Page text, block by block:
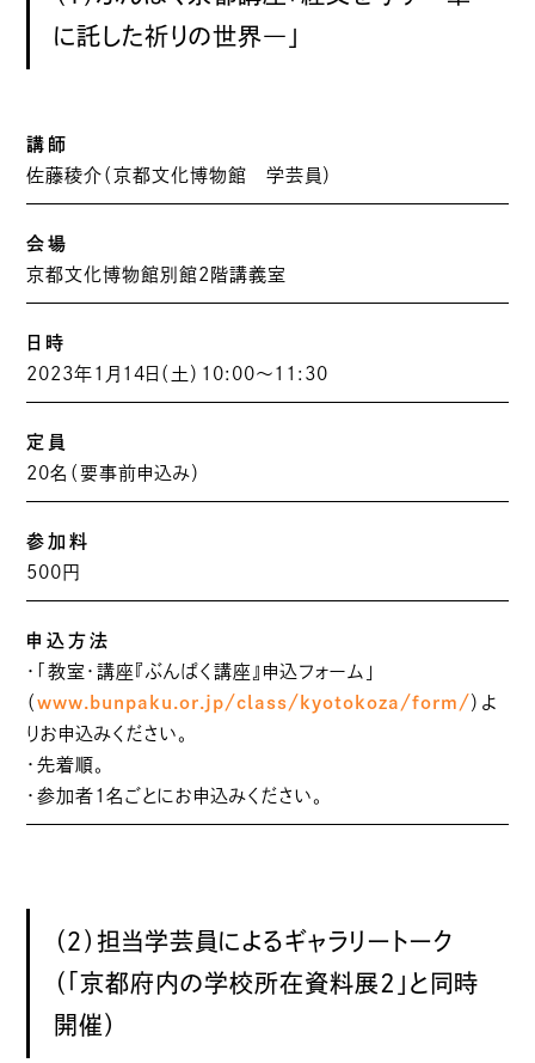
に託した祈りの世界―」
講師
佐藤稜介（京都文化博物館 学芸員）
会場
京都文化博物館別館2階講義室
日時
2023年1月14日（土）10:00〜11:30
定員
20名（要事前申込み）
参加料
500円
申込方法
・「教室・講座『ぶんぱく講座』申込フォーム」
（www.bunpaku.or.jp/class/kyotokoza/form/ ）よ
りお申込みください。
・先着順。
・参加者1名ごとにお申込みください。
（２）担当学芸員によるギャラリートーク
（「京都府内の学校所在資料展2」と同時
開催）